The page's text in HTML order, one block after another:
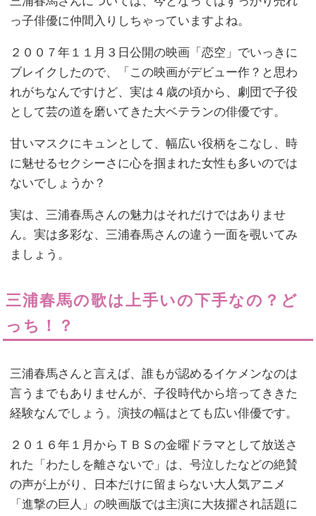
っ子俳優に仲間入りしちゃっていますよね。
２００７年１１月３日公開の映画「恋空」でいっきに
ブレイクしたので、「この映画がデビュー作？と思わ
れがちなんですけど、実は４歳の頃から、劇団で子役
として芸の道を磨いてきた大ベテランの俳優です。
甘いマスクにキュンとして、幅広い役柄をこなし、時
に魅せるセクシーさに心を掴まれた女性も多いのでは
ないでしょうか？
実は、三浦春馬さんの魅力はそれだけではありませ
ん。実は多彩な、三浦春馬さんの違う一面を覗いてみ
ましょう。
三浦春馬の歌は上手いの下手なの？ど
っち！？
三浦春馬さんと言えば、誰もが認めるイケメンなのは
言うまでもありませんが、子役時代から培ってききた
経験なんでしょう。演技の幅はとても広い俳優です。
２０１６年１月からＴＢＳの金曜ドラマとして放送さ
れた「わたしを離さないで」は、号泣したなどの絶賛
の声が上がり、日本だけに留まらない大人気アニメ
「進撃の巨人」の映画版では主演に大抜擢され話題に